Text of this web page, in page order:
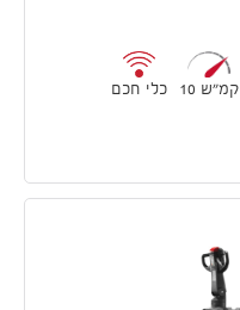
10 קמ״ש כלי חכם